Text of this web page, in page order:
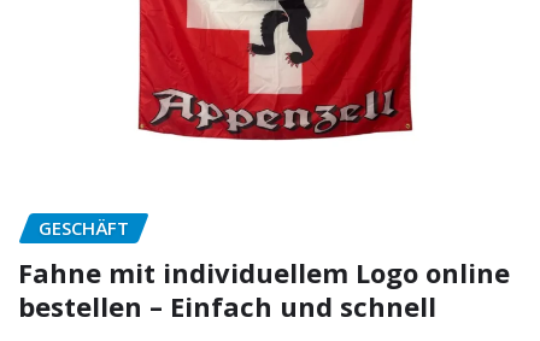
GESCHÄFT
Fahne mit individuellem Logo online
bestellen – Einfach und schnell